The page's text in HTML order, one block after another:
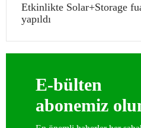
Etkinlikte Solar+Storage
yapıldı
E-bülten
abonemiz